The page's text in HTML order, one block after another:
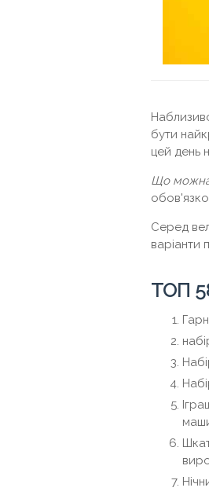
бути
цей день
Що можна
Серед
варіанти
ТОП